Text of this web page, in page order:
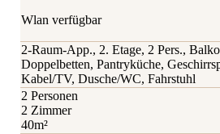
Wlan verfügbar
2-Raum-App., 2. Etage, 2 Pers.,
Doppelbetten, Pantryküche,
Kabel/TV, Dusche/WC, Fahrstuhl
2 Personen
2 Zimmer
40m²